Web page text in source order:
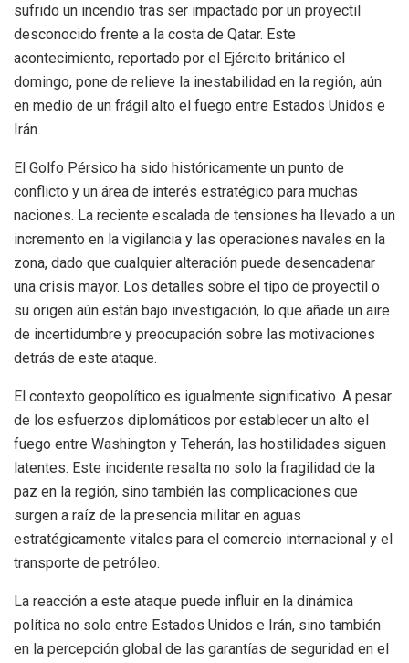
sufrido un incendio tras ser impactado por un proyectil
desconocido frente a la costa de Qatar. Este
acontecimiento, reportado por el Ejército británico el
domingo, pone de relieve la inestabilidad en la región, aún
en medio de un frágil alto el fuego entre Estados Unidos e
Irán.
El Golfo Pérsico ha sido históricamente un punto de
conflicto y un área de interés estratégico para muchas
naciones. La reciente escalada de tensiones ha llevado a un
incremento en la vigilancia y las operaciones navales en la
zona, dado que cualquier alteración puede desencadenar
una crisis mayor. Los detalles sobre el tipo de proyectil o
su origen aún están bajo investigación, lo que añade un aire
de incertidumbre y preocupación sobre las motivaciones
detrás de este ataque.
El contexto geopolítico es igualmente significativo. A pesar
de los esfuerzos diplomáticos por establecer un alto el
fuego entre Washington y Teherán, las hostilidades siguen
latentes. Este incidente resalta no solo la fragilidad de la
paz en la región, sino también las complicaciones que
surgen a raíz de la presencia militar en aguas
estratégicamente vitales para el comercio internacional y el
transporte de petróleo.
La reacción a este ataque puede influir en la dinámica
política no solo entre Estados Unidos e Irán, sino también
en la percepción global de las garantías de seguridad en el